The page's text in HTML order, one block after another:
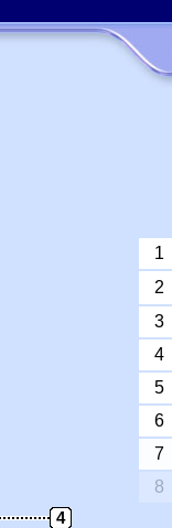
4
1
2
3
4
5
6
7
8